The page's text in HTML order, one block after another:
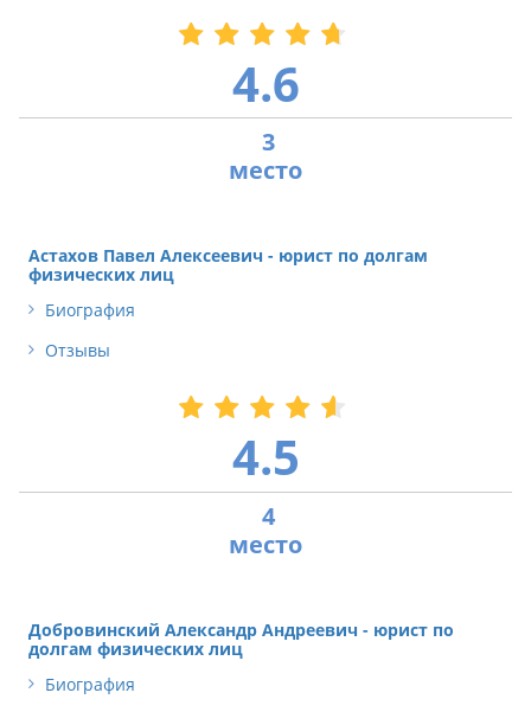
4.6
3
Астахов Павел Алексеевич - юрист по долгам
физических лиц
Биография
Отзывы
4.5
4
Добровинский Александр Андреевич - юрист по
долгам физических лиц
Биография